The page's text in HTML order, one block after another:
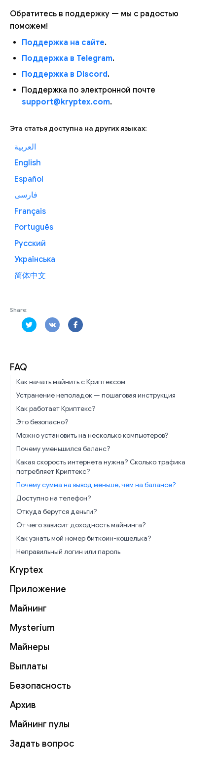
FAQ
Как начать майнить с Криптексом
Устранение неполадок — пошаговая инструкция
Как работает Криптекс?
Это безопасно?
Можно установить на несколько компьютеров?
Почему уменьшился баланс?
Какая скорость интернета нужна? Сколько трафика
потребляет Криптекс?
Почему сумма на вывод меньше, чем на балансе?
Доступно на телефон?
Откуда берутся деньги?
От чего зависит доходность майнинга?
Как узнать мой номер биткоин-кошелька?
Неправильный логин или пароль
Kryptex
Приложение
Майнинг
Mysterium
Майнеры
Выплаты
Безопасность
Архив
Майнинг пулы
Задать вопрос
Обратитесь в поддержку — мы с радостью
поможем!
Поддержка на сайте.
Поддержка в Telegram.
Поддержка в Discord.
Поддержка по электронной почте
support@kryptex.com.
Эта статья доступна на других языках:
العربية
English
Español
فارسی
Français
Português
Русский
Українська
简体中文
Share: